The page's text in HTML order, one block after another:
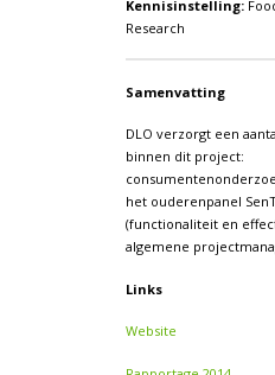
Kennisinstelling:
Research
Samenvatting
DLO verzorgt een
binnen dit project:
het ouderenpanel
(functionaliteit en
algemene
Links
Website